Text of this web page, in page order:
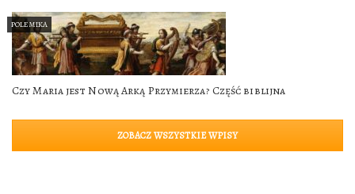
POLEMIKA
Czy Maria jest Nową Arką Przymierza? Część biblijna
ZOBACZ WSZYSTKIE WPISY